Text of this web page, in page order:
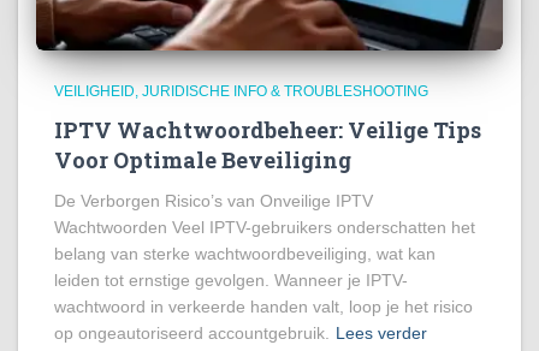
VEILIGHEID, JURIDISCHE INFO & TROUBLESHOOTING
IPTV Wachtwoordbeheer: Veilige Tips
Voor Optimale Beveiliging
De Verborgen Risico’s van Onveilige IPTV
Wachtwoorden Veel IPTV-gebruikers onderschatten het
belang van sterke wachtwoordbeveiliging, wat kan
leiden tot ernstige gevolgen. Wanneer je IPTV-
wachtwoord in verkeerde handen valt, loop je het risico
op ongeautoriseerd accountgebruik.
Lees verder